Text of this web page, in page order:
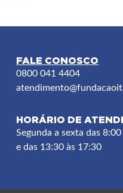
FALE CONOSCO
0800 041 4404
atendimento
HORÁRIO DE
Segunda a sexta das
e das 13:30 às 17:30